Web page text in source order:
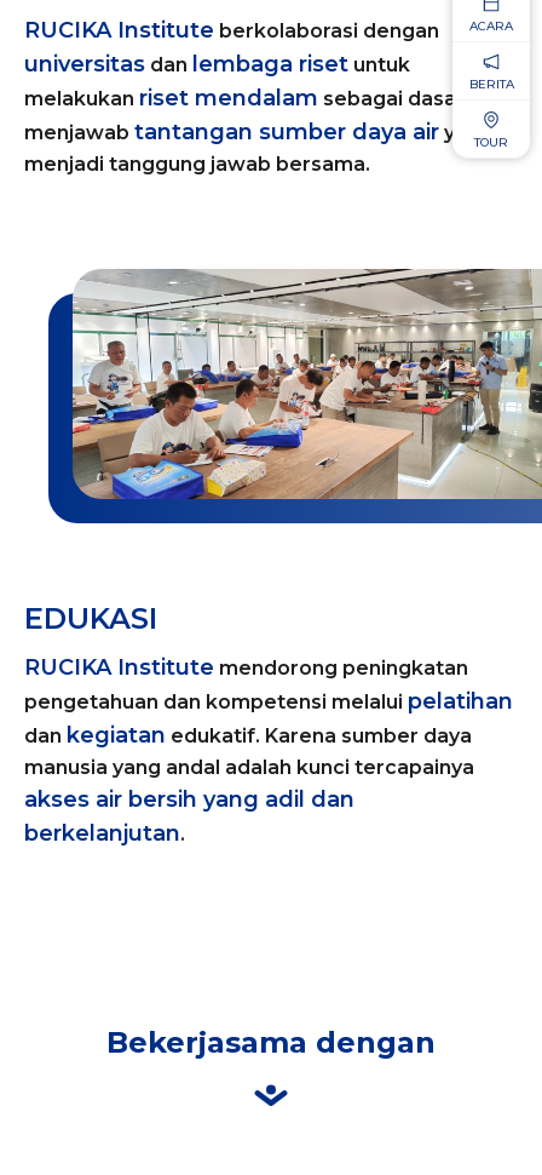
RUCIKA Institute berkolaborasi dengan
universitas dan lembaga riset untuk
melakukan riset mendalam sebagai dasar
menjawab tantangan sumber daya air yang
menjadi tanggung jawab bersama.
EDUKASI
RUCIKA Institute mendorong peningkatan
pengetahuan dan kompetensi melalui pelatihan
dan kegiatan edukatif. Karena sumber daya
manusia yang andal adalah kunci tercapainya
akses air bersih yang adil dan
berkelanjutan.
Bekerjasama dengan
ACARA
BERITA
TOUR